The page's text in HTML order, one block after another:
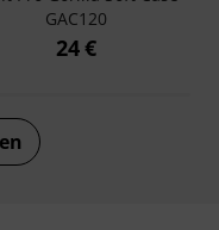
GAC120
24 €